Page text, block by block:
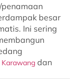
besar
Ini sering
dan